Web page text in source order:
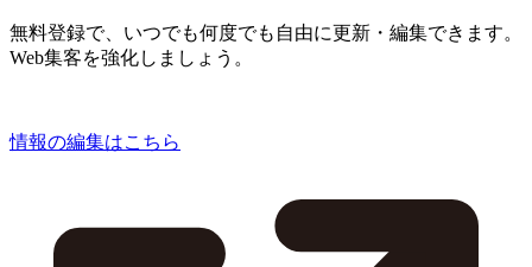
無料登録で、いつでも何度でも自由に更新・編集できます。
Web集客を強化しましょう。
情報の編集はこちら